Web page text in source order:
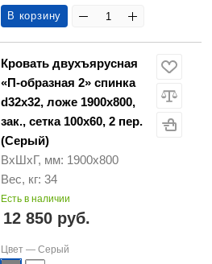
В корзину
Кровать двухъярусная
«П-образная 2» спинка
d32х32, ложе 1900х800,
зак., сетка 100х60, 2 пер.
(Серый)
ВхШхГ, мм: 1900х800
Вес, кг: 34
Есть в наличии
12 850 руб.
Цвет — Серый